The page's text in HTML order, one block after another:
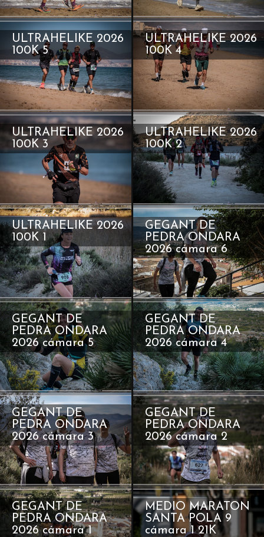
ULTRAHELIKE 2026
100K 5
ULTRAHELIKE 2026
100K 4
ULTRAHELIKE 2026
100K 3
ULTRAHELIKE 2026
100K 2
ULTRAHELIKE 2026
100K 1
GEGANT DE
PEDRA ONDARA
2026 cámara 6
GEGANT DE
PEDRA ONDARA
2026 cámara 5
GEGANT DE
PEDRA ONDARA
2026 cámara 4
GEGANT DE
PEDRA ONDARA
2026 cámara 3
GEGANT DE
PEDRA ONDARA
2026 cámara 2
GEGANT DE
PEDRA ONDARA
2026 cámara 1
MEDIO MARATON
SANTA POLA 9
cámara 1 21K